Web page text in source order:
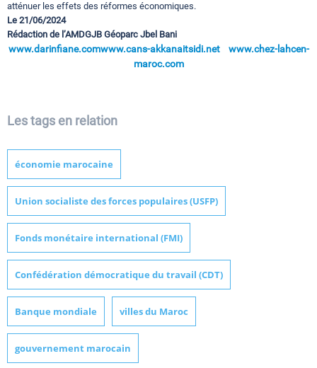
atténuer les effets des réformes économiques.
Le 21/06/2024
Rédaction de l’AMDGJB Géoparc Jbel Bani
www.darinfiane.comwww.cans-akkanaitsidi.net
www.chez-lahcen-
maroc.com
Les tags en relation
économie marocaine
Union socialiste des forces populaires (USFP)
Fonds monétaire international (FMI)
Confédération démocratique du travail (CDT)
Banque mondiale villes du Maroc
gouvernement marocain